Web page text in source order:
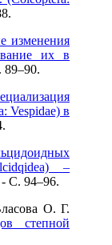
изменения
их в
89–90.
Vespidae) в
–
- C. 94–96.
О. Г.
степной